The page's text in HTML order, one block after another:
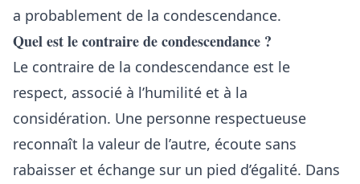
a probablement de la condescendance.
Quel est le contraire de condescendance ?
Le contraire de la condescendance est le
respect, associé à l’humilité et à la
considération. Une personne respectueuse
reconnaît la valeur de l’autre, écoute sans
rabaisser et échange sur un pied d’égalité. Dans